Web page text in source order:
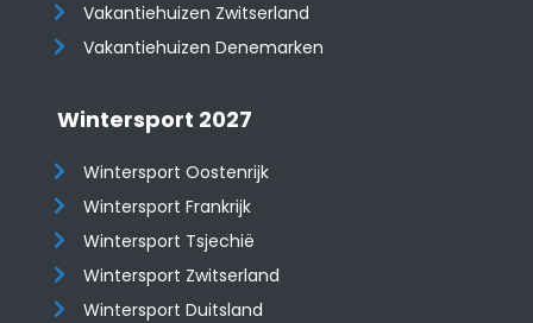
​​​​​​​Vakantiehuizen Zwitserland
Vakantiehuizen Denemarken
Wintersport 2027
Wintersport Oostenrijk
Wintersport Frankrijk
Wintersport Tsjechië
Wintersport Zwitserland
Wintersport Duitsland